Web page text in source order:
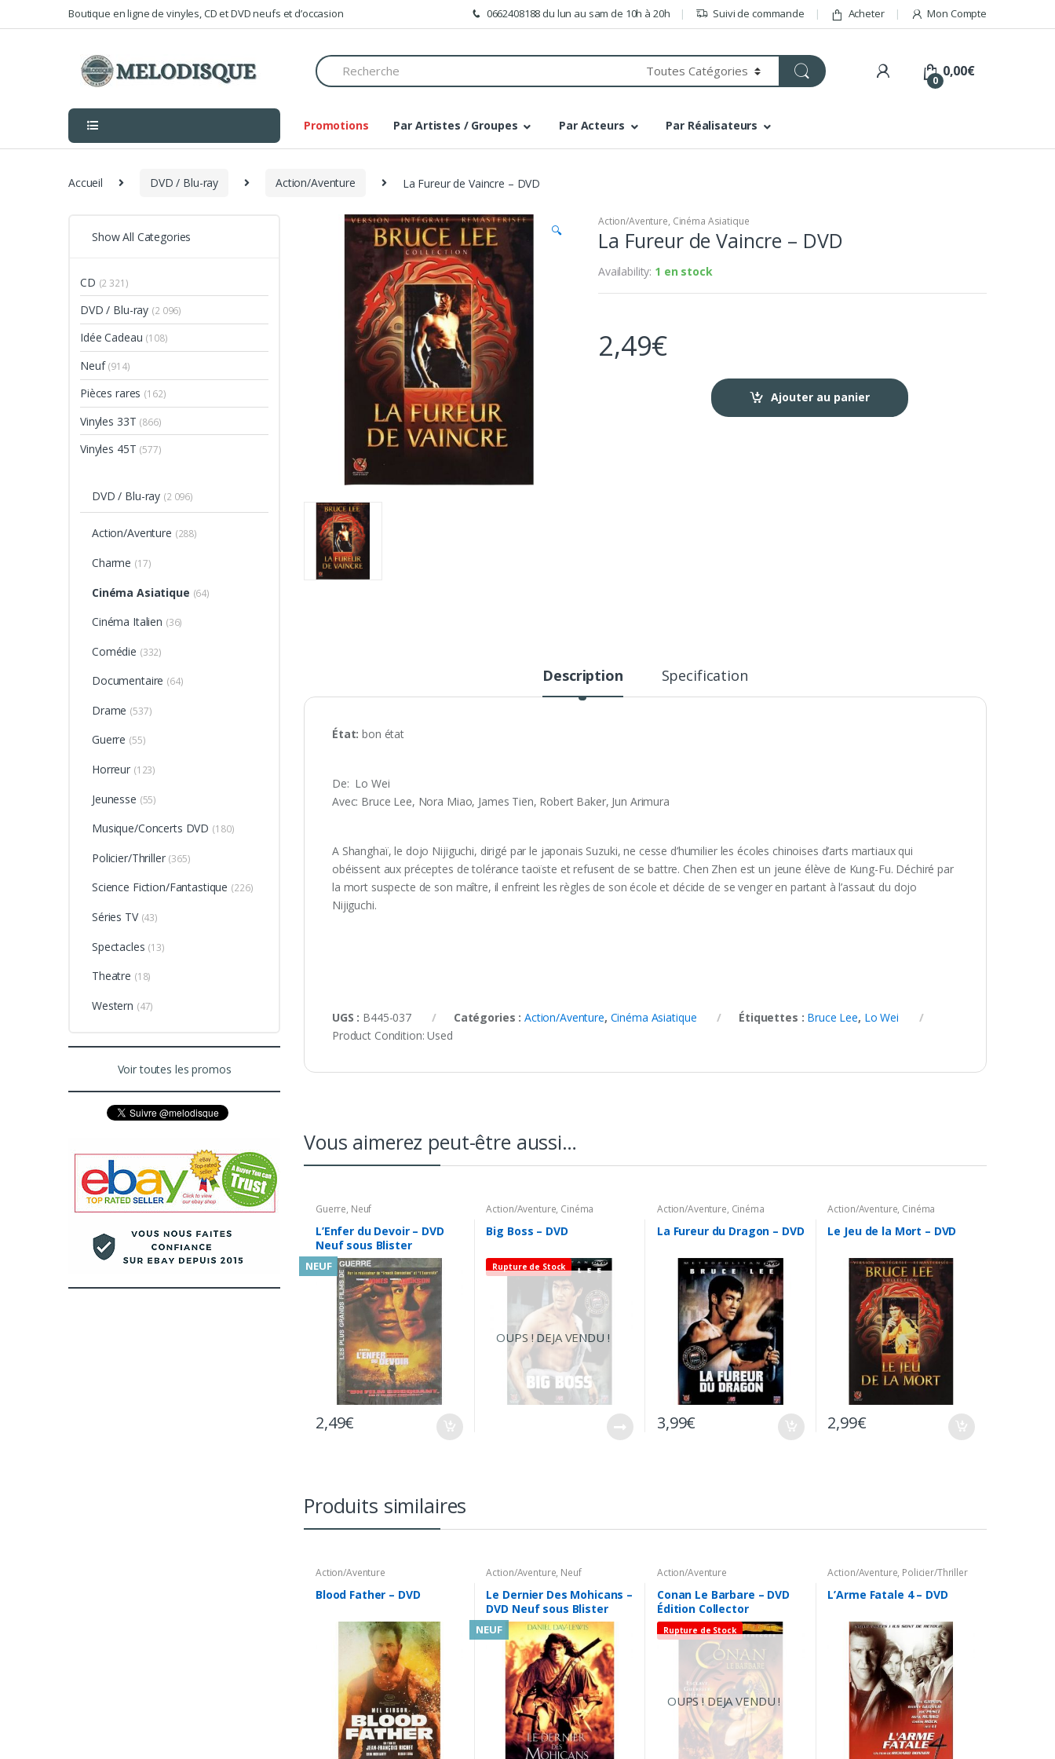
to
to
Boutique en ligne de vinyles, CD et DVD neufs et d’occasion 0662408188 du lun au sam de 10h à 20h Suivi de commande Acheter Mon Compte
Search
for:
0
0,00€
Promotions Par Artistes / Groupes Par Acteurs Par Réalisateurs
Accueil DVD / Blu-ray Action/Aventure La Fureur de Vaincre – DVD
🔍
Action/Aventure, Cinéma Asiatique
La Fureur de Vaincre – DVD
Availability: 1 en stock
2,49€
Ajouter au panier
Description Specification
État:bon état
De: ‎ Lo Wei
Avec: Bruce Lee, Nora Miao, James Tien, Robert Baker, Jun Arimura
A Shanghaï, le dojo Nijiguchi, dirigé par le japonais Suzuki, ne cesse d’humilier les écoles chinoises d’arts martiaux qui
obéissent aux préceptes de tolérance taoïste et refusent de se battre. Chen Zhen est un jeune élève de Kung-Fu. Déchiré par
la mort suspecte de son maître, il enfreint les règles de son école et décide de se venger en partant à l’assaut du dojo
Nijiguchi.
UGS : B445-037 Catégories : Action/Aventure, Cinéma Asiatique Étiquettes : Bruce Lee, Lo Wei
Product Condition:Used
Vous aimerez peut-être aussi…
Guerre, Neuf
L’Enfer du Devoir – DVD
Neuf sous Blister
NEUF
2,49€
Action/Aventure, Cinéma
Big Boss – DVD
Rupture de Stock
OUPS ! DEJA VENDU !
Action/Aventure, Cinéma
La Fureur du Dragon – DVD
3,99€
Action/Aventure, Cinéma
Le Jeu de la Mort – DVD
2,99€
Produits similaires
Action/Aventure
Blood Father – DVD
Action/Aventure, Neuf
Le Dernier Des Mohicans –
DVD Neuf sous Blister
NEUF
Action/Aventure
Conan Le Barbare – DVD
Édition Collector
Rupture de Stock
OUPS ! DEJA VENDU !
Action/Aventure, Policier/Thriller
L’Arme Fatale 4 – DVD
Show All Categories
CD (2 321)
DVD / Blu-ray (2 096)
Idée Cadeau (108)
Neuf (914)
Pièces rares (162)
Vinyles 33T (866)
Vinyles 45T (577)
DVD / Blu-ray (2 096)
Action/Aventure (288)
Charme (17)
Cinéma Asiatique (64)
Cinéma Italien (36)
Comédie (332)
Documentaire (64)
Drame (537)
Guerre (55)
Horreur (123)
Jeunesse (55)
Musique/Concerts DVD (180)
Policier/Thriller (365)
Science Fiction/Fantastique (226)
Séries TV (43)
Spectacles (13)
Theatre (18)
Western (47)
Voir toutes les promos